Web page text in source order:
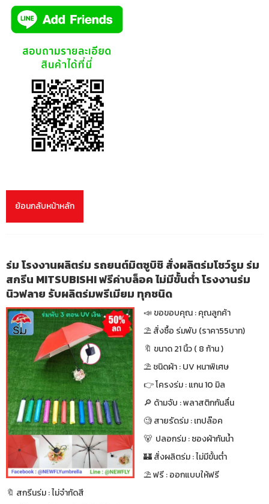
ย้อนกลับหน้าหลัก
ร่ม โรงงานผลิตร่ม รถยนต์มิตซูบิชิ สั่งผลิตร่มโชว์รูม ร่ม
สกรีน MITSUBISHI ฟรีค่าบล็อค ไม่มีขั้นต่ำ โรงงานร่ม
นิวฟลาย รับผลิตร่มพรีเมียม ทุกชนิด
📣 ขอขอบคุณ : คุณลูกค้า
⛱ สั่งซื้อ ร่มพับ (ราคา55บาท)
🔖 ขนาด 21 นิ้ว ( 8 ก้าน )
⛱ ชนิดผ้า : UV หนาพิเศษ
👉 โครงร่ม : แกน 10 มิล
🔎 ด้ามจับ : พลาสติกกันลื่น
🧐 สายรัดร่ม : เทปล๊อค
🐻 ปลอกร่ม : ซองผ้ากันน้ำ
🏰 สั่งผลิตร่ม : ไม่มีขั้นต่ำ
⛱ ฟรี : ออกแบบให้ฟรี
🔖 สกรีนร่ม : ไม่จำกัดสี